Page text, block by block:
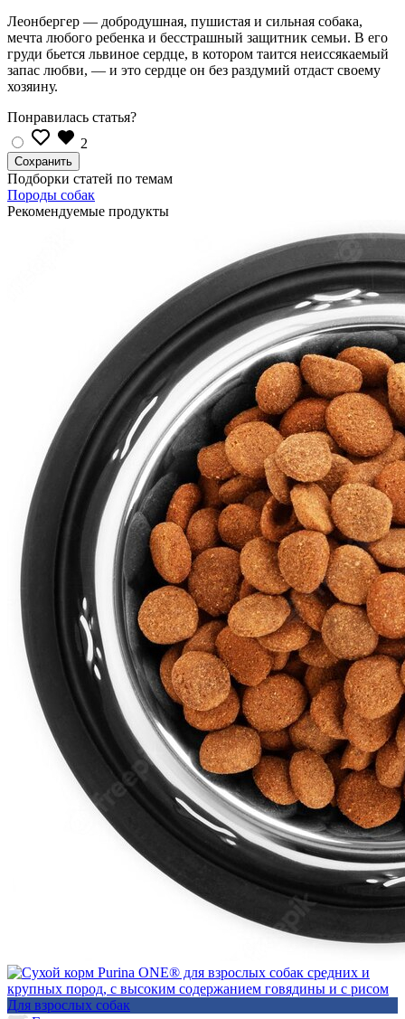
Леонбергер — добродушная, пушистая и сильная собака,
мечта любого ребенка и бесстрашный защитник семьи. В его
груди бьется львиное сердце, в котором таится неиссякаемый
запас любви, — и это сердце он без раздумий отдаст своему
хозяину.
Понравилась статья?
2
Подборки статей по темам
Породы собак
Рекомендуемые продукты
Для взрослых собак